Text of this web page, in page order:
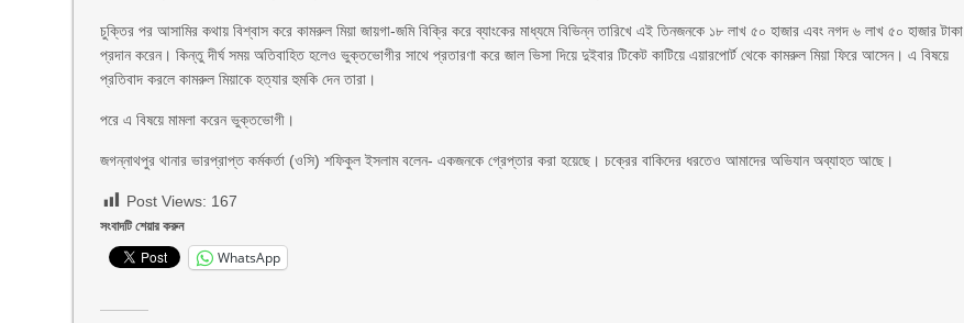
চুক্তির পর আসামির কথায় বিশ্বাস করে কামরুল মিয়া জায়গা-জমি বিক্রি করে ব্যাংকের মাধ্যমে বিভিন্ন তারিখে এই তিনজনকে ১৮ লাখ ৫০ হাজার এবং নগদ ৬ লাখ ৫০ হাজার টাকা
প্রদান করেন। কিন্তু দীর্ঘ সময় অতিবাহিত হলেও ভুক্তভোগীর সাথে প্রতারণা করে জাল ভিসা দিয়ে দুইবার টিকেট কাটিয়ে এয়ারপোর্ট থেকে কামরুল মিয়া ফিরে আসেন। এ বিষয়ে
প্রতিবাদ করলে কামরুল মিয়াকে হত্যার হুমকি দেন তারা।
পরে এ বিষয়ে মামলা করেন ভুক্তভোগী।
জগন্নাথপুর থানার ভারপ্রাপ্ত কর্মকর্তা (ওসি) শফিকুল ইসলাম বলেন- একজনকে গ্রেপ্তার করা হয়েছে। চক্রের বাকিদের ধরতেও আমাদের অভিযান অব্যাহত আছে।
Post Views: 167
সংবাদটি শেয়ার করুন
WhatsApp